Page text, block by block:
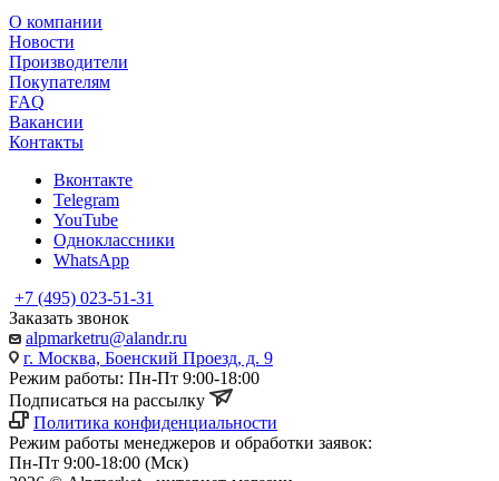
О компании
Новости
Производители
Покупателям
FAQ
Вакансии
Контакты
Вконтакте
Telegram
YouTube
Одноклассники
WhatsApp
+7 (495) 023-51-31
Заказать звонок
alpmarketru@alandr.ru
г. Москва, Боенский Проезд, д. 9
Режим работы: Пн-Пт 9:00-18:00
Подписаться на рассылку
Политика конфиденциальности
Режим работы менеджеров и обработки заявок:
Пн-Пт 9:00-18:00 (Мск)